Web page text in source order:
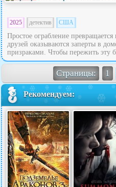
2025 детектив США
Простое ограбление
друзей оказываются заперты в
призраками. Чтобы пережить эту
Страницы: 1
Рекомендуем: